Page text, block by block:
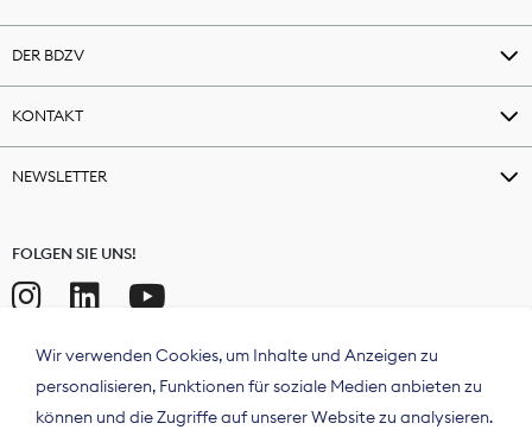
DER BDZV
KONTAKT
NEWSLETTER
FOLGEN SIE UNS!
Wir verwenden Cookies, um Inhalte und Anzeigen zu
personalisieren, Funktionen für soziale Medien anbieten zu
können und die Zugriffe auf unserer Website zu analysieren.